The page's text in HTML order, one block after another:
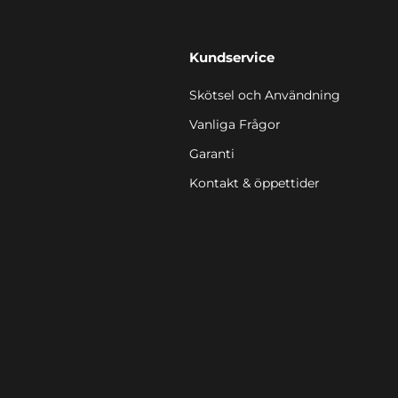
Kundservice
Skötsel och Användning
Vanliga Frågor
Garanti
Kontakt & öppettider